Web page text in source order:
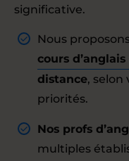
significative.
Nous
cours
distance, selon
priorités.
Nos profs
multiples